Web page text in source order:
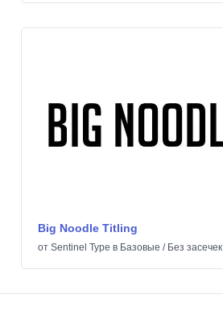
Big Noodle Titling
от Sentinel Type в Базовые / Без засечек